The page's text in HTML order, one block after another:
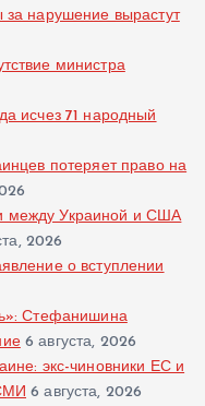
нарушение вырастут
министра
исчез 71 народный
потеряет право на
между Украиной и США
2026
о вступлении
Стефанишина
6 августа, 2026
экс-чиновники ЕС и
6 августа, 2026